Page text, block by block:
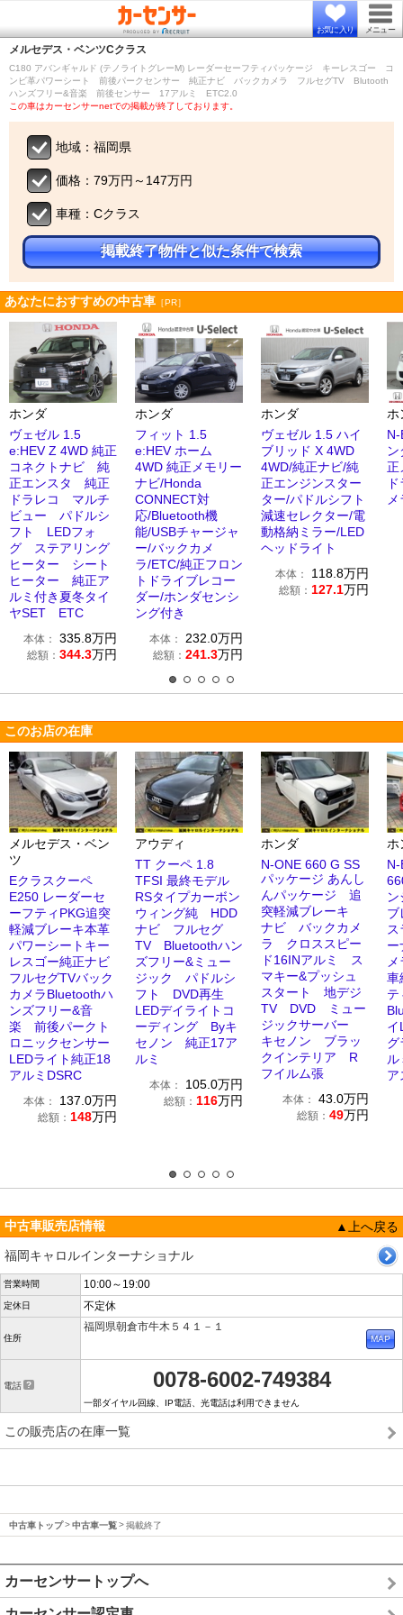
お気に入り メニュー
メルセデス・ベンツCクラス
C180 アバンギャルド (テノライトグレーM) レーダーセーフティパッケージ キーレスゴー コ
ンビ革パワーシート 前後パークセンサー 純正ナビ バックカメラ フルセグTV Blutooth
ハンズフリー&音楽 前後センサー 17アルミ ETC2.0
この車はカーセンサーnetでの掲載が終了しております。
地域：福岡県
価格：79万円～147万円
車種：Cクラス
掲載終了物件と似た条件で検索
あなたにおすすめの中古車 ［PR］
ホンダ
ヴェゼル 1.5
e:HEV Z 4WD 純正
コネクトナビ 純
正エンスタ 純正
ドラレコ マルチ
ビュー パドルシ
フト LEDフォ
グ ステアリング
ヒーター シート
ヒーター 純正ア
ルミ付き夏冬タイ
ヤSET ETC
本体： 335.8万円
総額： 344.3万円
ホンダ
フィット 1.5
e:HEV ホーム
4WD 純正メモリー
ナビ/Honda
CONNECT対
応/Bluetooth機
能/USBチャージャ
ー/バックカメ
ラ/ETC/純正フロン
トドライブレコー
ダー/ホンダセンシ
ング付き
本体： 232.0万円
総額： 241.3万円
ホンダ
ヴェゼル 1.5 ハイ
ブリッド X 4WD
4WD/純正ナビ/純
正エンジンスター
ター/パドルシフト
減速セレクター/電
動格納ミラー/LED
ヘッドライト
本体： 118.8万円
総額： 127.1万円
ホ
このお店の在庫
メルセデス・ベン
ツ
Eクラスクーペ
E250 レーダーセ
ーフティPKG追突
軽減ブレーキ本革
パワーシートキー
レスゴー純正ナビ
フルセグTVバック
カメラBluetoothハ
ンズフリー&音
楽 前後パークト
ロニックセンサー
LEDライト純正18
アルミDSRC
本体： 137.0万円
総額： 148万円
アウディ
TT クーペ 1.8
TFSI 最終モデル
RSタイプカーボン
ウィング純 HDD
ナビ フルセグ
TV Bluetoothハン
ズフリー&ミュー
ジック パドルシ
フト DVD再生
LEDデイライトコ
ーディング Byキ
セノン 純正17ア
ルミ
本体： 105.0万円
総額： 116万円
ホンダ
N-ONE 660 G SS
パッケージ あんし
んパッケージ 追
突軽減ブレーキ
ナビ バックカメ
ラ クロススピー
ド16INアルミ ス
マキー&プッシュ
スタート 地デジ
TV DVD ミュー
ジックサーバー
キセノン ブラッ
クインテリア R
フイルム張
本体： 43.0万円
総額： 49万円
ホ
ブ
ー
車
テ
イ
グ
ア
中古車販売店情報
▲上へ戻る
福岡キャロルインターナショナル
営業時間 10:00～19:00
定休日 不定休
住所
福岡県朝倉市牛木５４１－１
電話 0078-6002-749384
一部ダイヤル回線、IP電話、光電話は利用できません
この販売店の在庫一覧
中古車トップ 中古車一覧 掲載終了
カーセンサートップへ